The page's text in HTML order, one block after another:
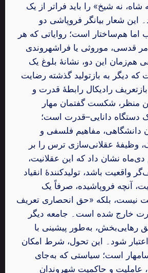
شاه، نه شیخ» را باید فراتر از یک
این شعار بیانگر فروپاشی دو
اما هم‌ساختار است؛ روایاتی که هر
قدسی، موروثی یا فراشهروندی
هم‌زمان این دو، نشانهٔ بلوغ یک
دیگر به بازتولید گذشته رضایت
رادیکال رابطهٔ قدرت و
منظر، شکست گفتمان مهار
دانایی–قدرت است؛
دانشگاهی، مفاهیم فلسفی و
وظیفهٔ عقلانی‌سازی ترس را بر
نشان داد که این عقلانیت،
واقعیت باشد، تولیدکنندهٔ انقیاد
آنچه فروپاشیده، صرفاً یک
نیست، بلکه «حق انحصاری تعریف
خارج شده است۔ جامعه دیگر
رهایی‌بخش، به‌طور پیشینی با
شود۔ این تحول، شرط امکان
است؛ سیاستی که به‌جای
عاملیت و حاکمیت شهروندان